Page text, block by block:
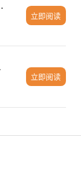
频播放设置
立即阅读
制
立即阅读